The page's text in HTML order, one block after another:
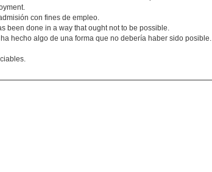
con fines de empleo.
been done in a way that ought not to be possible.
hecho algo de una forma que no debería haber sido posible.